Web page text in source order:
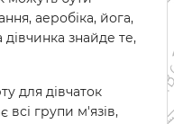
аеробіка, йога,
дівчинка знайде те,
для дівчаток
всі групи м'язів,